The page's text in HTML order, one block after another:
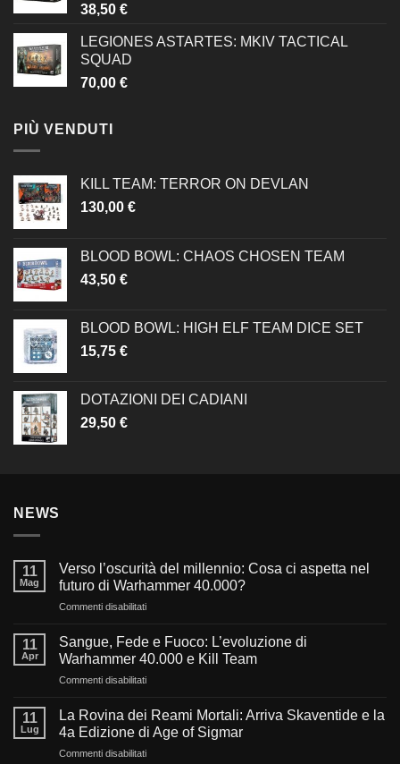
38,50 €
LEGIONES ASTARTES: MKIV TACTICAL
SQUAD
70,00 €
PIÙ VENDUTI
KILL TEAM: TERROR ON DEVLAN
130,00 €
BLOOD BOWL: CHAOS CHOSEN TEAM
43,50 €
BLOOD BOWL: HIGH ELF TEAM DICE SET
15,75 €
DOTAZIONI DEI CADIANI
29,50 €
NEWS
11
Mag
Verso l’oscurità del millennio: Cosa ci aspetta nel
futuro di Warhammer 40.000?
Commenti disabilitatisu
l’oscurità
del
millennio:
Cosa
aspetta
nel
futuro
di
11
Apr
Sangue, Fede e Fuoco: L’evoluzione di
Warhammer 40.000 e Kill Team
Commenti disabilitatisu
Fede
e
Fuoco:
L’evoluzione
11
Lug
La Rovina dei Reami Mortali: Arriva Skaventide e la
4a Edizione di Age of Sigmar
Commenti disabilitatisu